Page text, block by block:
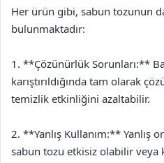
Her ürün gibi, sabun tozunun
bulunmaktadır:
1. **Çözünürlük Sorunları:**
karıştırıldığında tam olarak
temizlik etkinliğini azaltabilir.
2. **Yanlış Kullanım:** Yanlış
sabun tozu etkisiz olabilir veya